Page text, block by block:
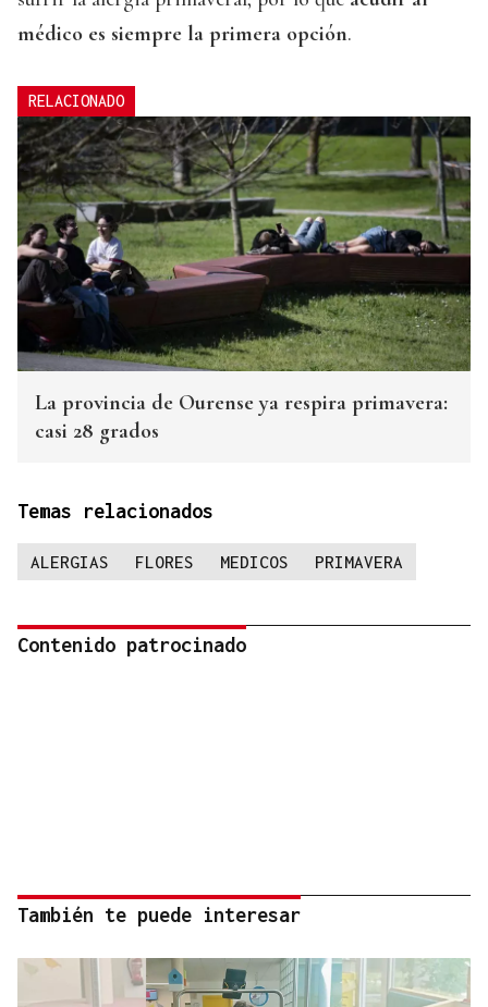
médico es siempre la primera opción.
RELACIONADO
La provincia de Ourense ya respira primavera:
casi 28 grados
Temas relacionados
ALERGIAS FLORES MEDICOS PRIMAVERA
Contenido patrocinado
También te puede interesar